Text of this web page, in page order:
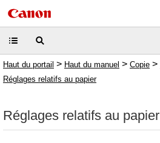
Haut du portail > Haut du manuel > Copie >
Réglages relatifs au papier
Réglages relatifs au papier